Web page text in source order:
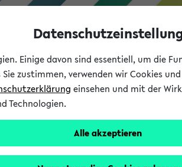
Einige davon sind essentiell, um die
zustimmen, verwenden wir Cookies
einsehen und mit der
Technologien.
Alle akzeptieren